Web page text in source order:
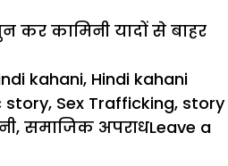
कर कामिनी यादों से बाहर
kahani, Hindi kahani
story, Sex Trafficking, story
, समाजिक अपराधLeave a